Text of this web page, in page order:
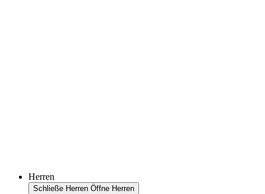
Herren
Schließe Herren Öffne Herren